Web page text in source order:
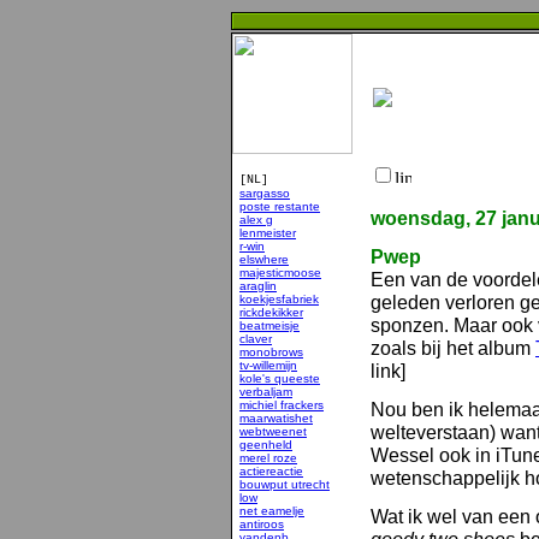
[NL]
sargasso
poste restante
alex g
lenmeister
r-win
elswhere
majesticmoose
araglin
koekjesfabriek
rickdekikker
beatmeisje
claver
monobrows
tv-willemijn
kole's queeste
verbaljam
michiel frackers
maarwatishet
webtweenet
geenheld
merel roze
actiereactie
bouwput utrecht
low
net eamelje
antiroos
woensdag, 27
Pwep
Een van de
geleden verloren
sponzen. Maar
zoals bij het album
link]
Nou ben ik
welteverstaan)
Wessel ook in
wetenschappelijk
Wat ik wel van